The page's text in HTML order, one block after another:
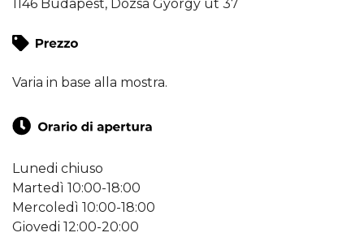
1146 Budapest, Dózsa György út 37
Varia in base alla mostra.
Lunedi chiuso
Martedì 10:00-18:00
Mercoledì 10:00-18:00
Giovedi 12:00-20:00